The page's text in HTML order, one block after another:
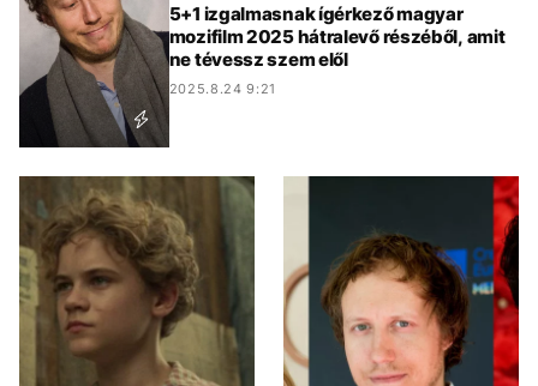
5+1 izgalmasnak ígérkező magyar
mozifilm 2025 hátralevő részéből, amit
ne tévessz szem elől
2025.8.24 9:21